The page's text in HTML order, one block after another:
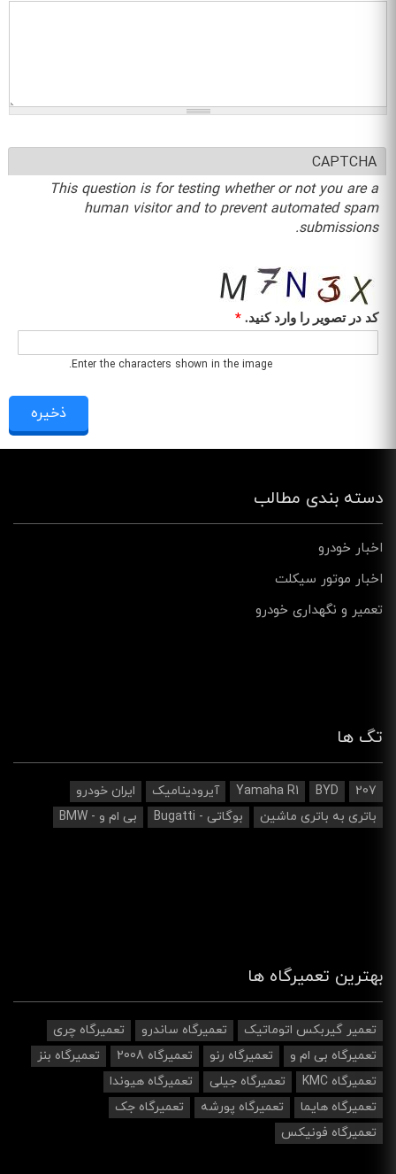
CAPTCHA
This question is for testing whether or not you are a
human visitor and to prevent automated spam
submissions.
کد در تصویر را وارد کنید.*
Enter the characters shown in the image.
دسته بندی مطالب
اخبار خودرو
اخبار موتور سیکلت
تعمیر و نگهداری خودرو
تگ ها
207
BYD
Yamaha R1 آیرودینامیک‌
ایران خودرو
باتری به باتری ماشین
بوگاتی - Bugatti بی ام و - BMW
بهترین تعمیرگاه ها
تعمیر گیربکس اتوماتیک تعمیرگاه ساندرو
تعمیرگاه چری
تعمیرگاه بی ام و
تعمیرگاه رنو تعمیرگاه 2008
تعمیرگاه بنز
تعمیرگاه KMC
تعمیرگاه جیلی
تعمیرگاه هیوندا
تعمیرگاه هایما
تعمیرگاه پورشه
تعمیرگاه جک
تعمیرگاه فونیکس